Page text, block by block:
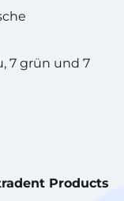
7 grün und 7
Products